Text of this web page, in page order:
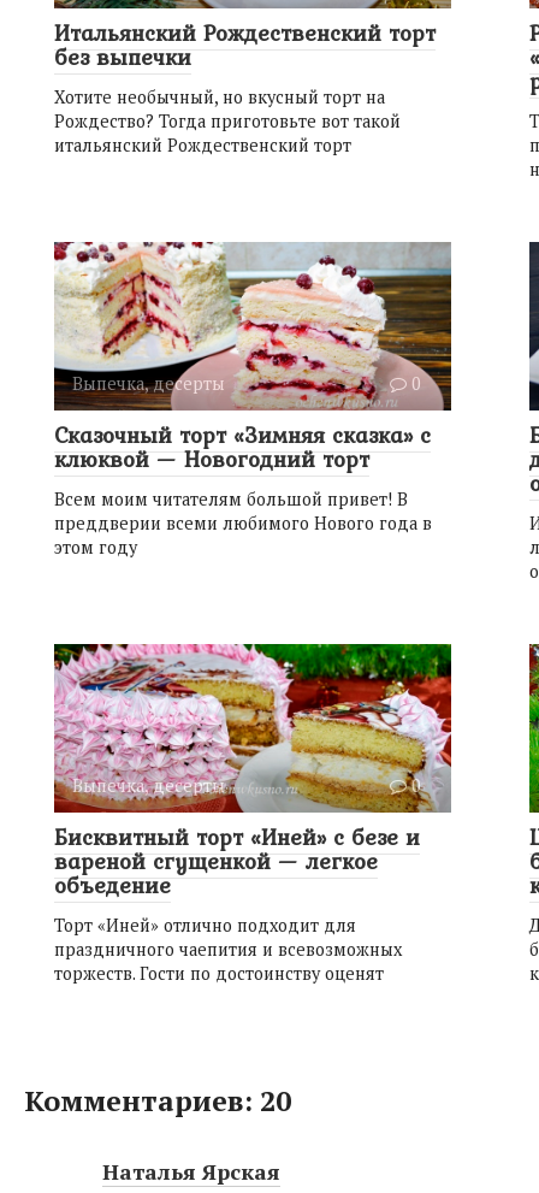
Итальянский Рождественский торт
без выпечки
Хотите необычный, но вкусный торт на
Рождество? Тогда приготовьте вот такой
итальянский Рождественский торт
Выпечка, десерты 0
Сказочный торт «Зимняя сказка» с
клюквой — Новогодний торт
Всем моим читателям большой привет! В
преддверии всеми любимого Нового года в
этом году
Выпечка, десерты 0
Бисквитный торт «Иней» с безе и
вареной сгущенкой — легкое
объедение
Торт «Иней» отлично подходит для
праздничного чаепития и всевозможных
торжеств. Гости по достоинству оценят
Комментариев: 20
Наталья Ярская